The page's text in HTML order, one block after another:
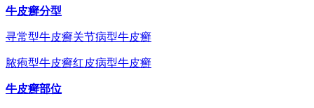
牛皮癣分型
寻常型牛皮癣关节病型牛皮癣
脓疱型牛皮癣红皮病型牛皮癣
牛皮癣部位